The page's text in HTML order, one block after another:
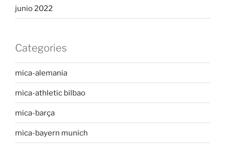
junio 2022
Categories
mica-alemania
mica-athletic bilbao
mica-barça
mica-bayern munich